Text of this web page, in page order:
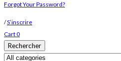
Forgot Your Password?
/S’inscrire
Cart0
Rechercher